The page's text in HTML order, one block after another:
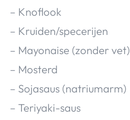
– Knoflook
– Kruiden/specerijen
– Mayonaise (zonder vet)
– Mosterd
– Sojasaus (natriumarm)
– Teriyaki-saus